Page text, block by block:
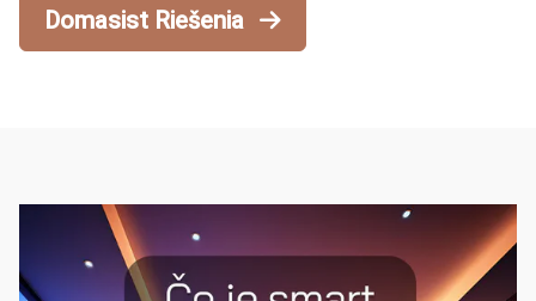
Domasist Riešenia